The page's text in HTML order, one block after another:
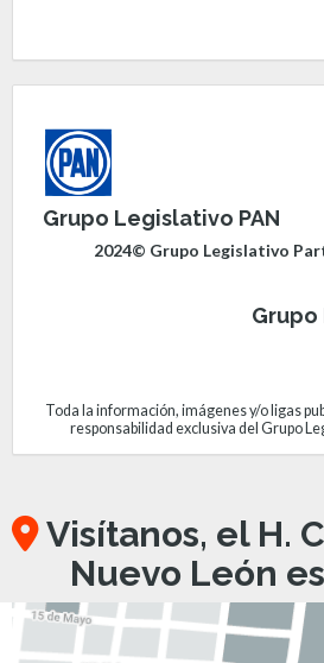
Grupo Legislativo PAN
2024© Grupo Legislativo
Grupo
Toda la información, imágenes y/o ligas
responsabilidad exclusiva del Grupo
Visítanos, el H.
Nuevo León